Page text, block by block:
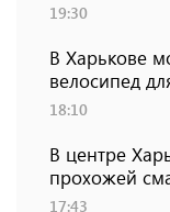
19:30
В Харькове
велосипед
18:10
В центре
прохожей
17:43